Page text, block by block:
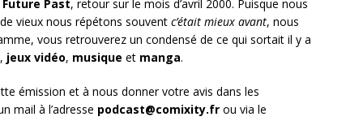
Past, retour sur le mois d’avril 2000. Puisque nous
vieux nous répétons souvent c’était mieux avant, nous
vous retrouverez un condensé de ce qui sortait il y a
, jeux vidéo, musique et manga.
émission et à nous donner votre avis dans les
mail à l’adresse podcast@comixity.fr ou via le